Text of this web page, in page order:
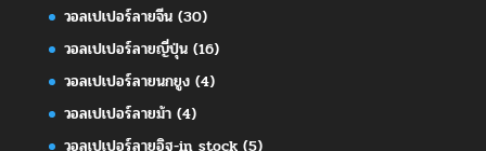
วอลเปเปอร์ลายจีน(30)
วอลเปเปอร์ลายญี่ปุ่น(16)
วอลเปเปอร์ลายนกยูง(4)
วอลเปเปอร์ลายม้า(4)
วอลเปเปอร์ลายอิฐ-in stock(5)